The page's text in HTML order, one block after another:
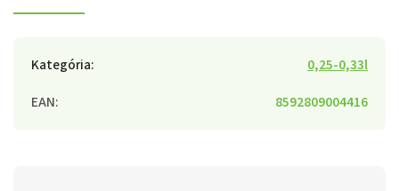
Kategória:
0,25-0,33l
EAN: 8592809004416